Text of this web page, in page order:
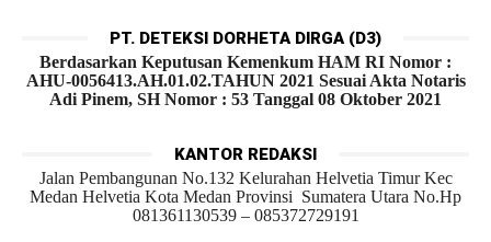
PT. DETEKSI DORHETA DIRGA (D3)
Berdasarkan Keputusan Kemenkum HAM RI Nomor :
AHU-0056413.AH.01.02.TAHUN 2021 Sesuai Akta Notaris
Adi Pinem, SH Nomor : 53 Tanggal 08 Oktober 2021
KANTOR REDAKSI
Jalan Pembangunan No.132 Kelurahan Helvetia Timur Kec
Medan Helvetia Kota Medan Provinsi Sumatera Utara No.Hp
081361130539 – 085372729191